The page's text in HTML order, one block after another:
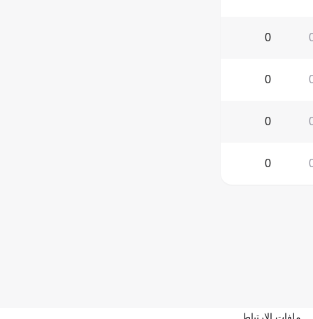
0
0
0
0
ملفات الارتباط